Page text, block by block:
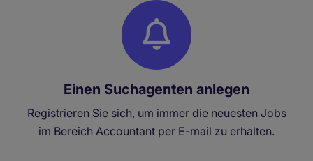
Einen Suchagenten anlegen
Registrieren Sie sich, um immer die neuesten Jobs
im Bereich Accountant per E-mail zu erhalten.